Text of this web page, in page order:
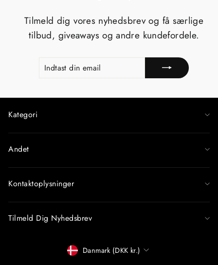
Tilmeld dig vores nyhedsbrev og få særlige
tilbud, giveaways og andre kundefordele.
EMAIL
Kategori
Andet
Kontaktoplysninger
Tilmeld Dig Nyhedsbrev
Betalingsmiddel
Danmark (DKK kr.)